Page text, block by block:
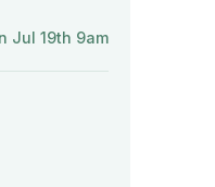
Jul 19th 9am